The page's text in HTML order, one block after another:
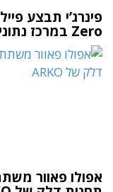
Zero במרכז נתונים מוביל